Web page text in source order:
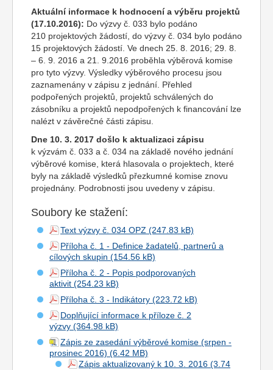
Aktuální informace k hodnocení a výběru projektů
(17.10.2016): Do výzvy č. 033 bylo podáno
210 projektových žádostí, do výzvy č. 034 bylo podáno
15 projektových žádostí. Ve dnech 25. 8. 2016; 29. 8.
– 6. 9. 2016 a 21. 9.2016 proběhla výběrová komise
pro tyto výzvy. Výsledky výběrového procesu jsou
zaznamenány v zápisu z jednání. Přehled
podpořených projektů, projektů schválených do
zásobníku a projektů nepodpořených k financování lze
nalézt v závěrečné části zápisu.
Dne 10. 3. 2017 došlo k aktualizaci zápisu
k výzvám č. 033 a č. 034 na základě nového jednání
výběrové komise, která hlasovala o projektech, které
byly na základě výsledků přezkumné komise znovu
projednány. Podrobnosti jsou uvedeny v zápisu.
Soubory ke stažení:
Text výzvy č. 034 OPZ
Příloha č. 1 - Definice žadatelů, partnerů a
cílových skupin
Příloha č. 2 - Popis podporovaných
aktivit
Příloha č. 3 - Indikátory
Doplňující informace k příloze č. 2
výzvy
Zápis ze zasedání výběrové komise (srpen -
prosinec 2016)
Zápis aktualizovaný k 10. 3. 2016